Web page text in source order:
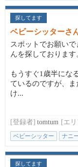
探してます
ベビーシッターさ
スポットでお願い
んを探しております
もうすぐ1歳半にな
ているのですが、
け...
[登録者] tomtum [エ
ベビーシッター ナニ
探してます